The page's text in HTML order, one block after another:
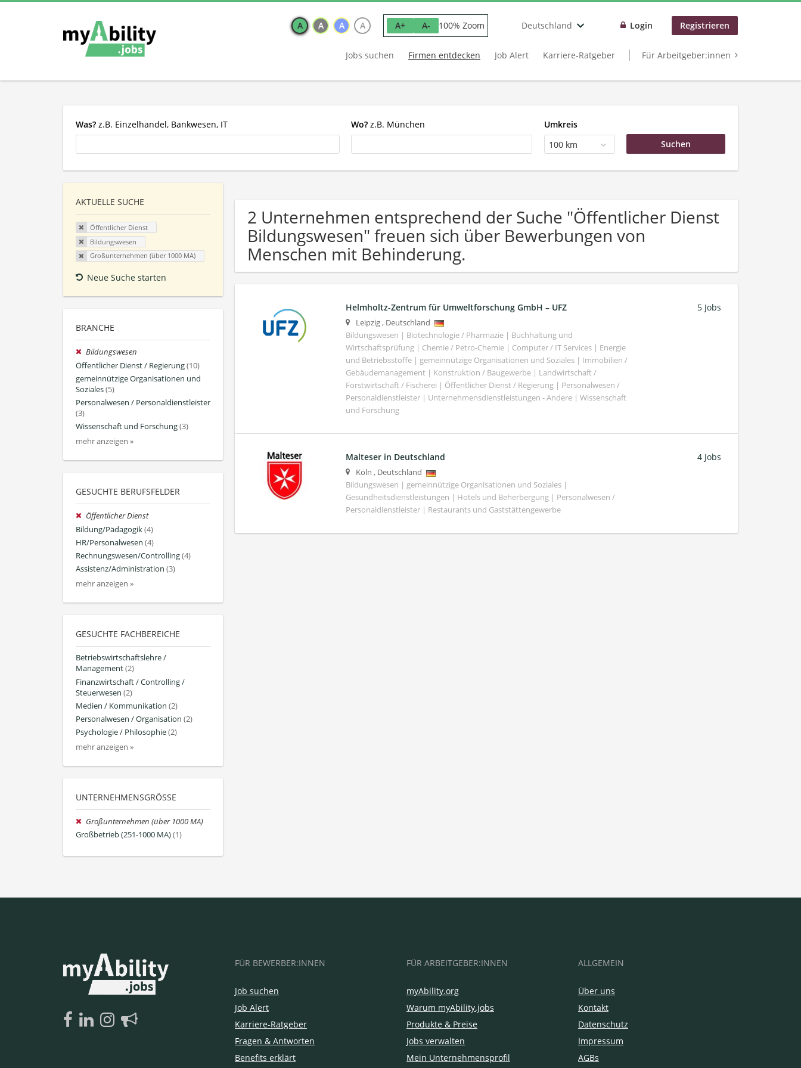
A A A A A+ A- 100% Zoom Deutschland Login Registrieren
Jobs suchen Firmen entdecken Job Alert Karriere-Ratgeber Für Arbeitgeber:innen
Was? z.B. Einzelhandel, Bankwesen, IT Wo? z.B. München
Umkreis
100 km
AKTUELLE SUCHE
Öffentlicher Dienst
Bildungswesen
Großunternehmen (über 1000 MA)
Neue Suche starten
BRANCHE
Bildungswesen
Öffentlicher Dienst / Regierung(10)
gemeinnützige Organisationen und
Soziales(5)
Personalwesen / Personaldienstleister
(3)
Wissenschaft und Forschung(3)
mehr anzeigen »
GESUCHTE BERUFSFELDER
Öffentlicher Dienst
Bildung/Pädagogik(4)
HR/Personalwesen (4)
Rechnungswesen/Controlling(4)
Assistenz/Administration (3)
mehr anzeigen »
GESUCHTE FACHBEREICHE
Betriebswirtschaftslehre /
Management(2)
Finanzwirtschaft / Controlling /
Steuerwesen (2)
Medien / Kommunikation (2)
Personalwesen / Organisation (2)
Psychologie / Philosophie(2)
mehr anzeigen »
UNTERNEHMENSGRÖSSE
Großunternehmen (über 1000 MA)
Großbetrieb (251-1000 MA)(1)
2 Unternehmen entsprechend der Suche "Öffentlicher Dienst
Bildungswesen" freuen sich über Bewerbungen von
Menschen mit Behinderung.
Helmholtz-Zentrum für Umweltforschung GmbH – UFZ
Leipzig, Deutschland
Bildungswesen | Biotechnologie / Pharmazie | Buchhaltung und
Wirtschaftsprüfung | Chemie / Petro-Chemie | Computer / IT Services | Energie
und Betriebsstoffe | gemeinnützige Organisationen und Soziales | Immobilien /
Gebäudemanagement | Konstruktion / Baugewerbe | Landwirtschaft /
Forstwirtschaft / Fischerei | Öffentlicher Dienst / Regierung | Personalwesen /
Personaldienstleister | Unternehmensdienstleistungen - Andere | Wissenschaft
und Forschung
5 Jobs
Malteser in Deutschland
Köln , Deutschland
Bildungswesen | gemeinnützige Organisationen und Soziales |
Gesundheitsdienstleistungen | Hotels und Beherbergung | Personalwesen /
Personaldienstleister | Restaurants und Gaststättengewerbe
4 Jobs
FÜR BEWERBER:INNEN
Job suchen
Job Alert
Karriere-Ratgeber
Fragen & Antworten
Benefits erklärt
FÜR ARBEITGEBER:INNEN
myAbility.org
Warum myAbility.jobs
Produkte & Preise
Jobs verwalten
Mein Unternehmensprofil
ALLGEMEIN
Über uns
Kontakt
Datenschutz
Impressum
AGBs